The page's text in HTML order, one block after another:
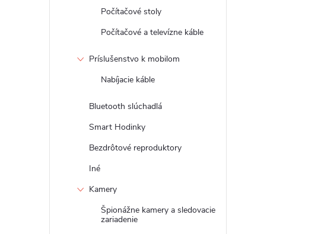
Počítačové stoly
Počítačové a televízne káble
Príslušenstvo k mobilom
Nabíjacie káble
Bluetooth slúchadlá
Smart Hodinky
Bezdrôtové reproduktory
Iné
Kamery
Špionážne kamery a sledovacie
zariadenie